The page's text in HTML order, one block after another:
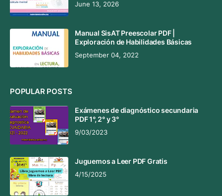
June 13, 2026
Manual SisAT Preescolar PDF |
Exploración de Habilidades Básicas
September 04, 2022
POPULAR POSTS
Exámenes de diagnóstico secundaria
PDF 1°, 2° y 3°
9/03/2023
Juguemos a Leer PDF Gratis
4/15/2025